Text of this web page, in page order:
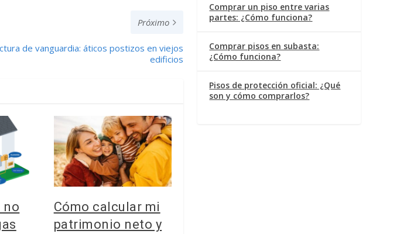
Próximo
de vanguardia: áticos postizos en viejos
edificios
no
Cómo calcular mi
patrimonio neto y
Comprar un piso entre varias
partes: ¿Cómo funciona?
Comprar pisos en subasta:
¿Cómo funciona?
Pisos de protección oficial: ¿Qué
son y cómo comprarlos?